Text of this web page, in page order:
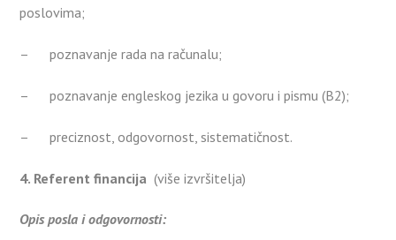
poslovima;
– poznavanje rada na računalu;
– poznavanje engleskog jezika u govoru i pismu (B2);
– preciznost, odgovornost, sistematičnost.
4. Referent financija (više izvršitelja)
Opis posla i odgovornosti: